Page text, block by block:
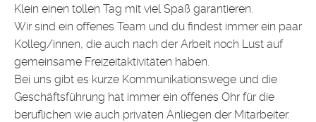
Klein einen tollen Tag mit viel Spaß garantieren.
Wir sind ein offenes Team und du findest immer ein paar
Kolleg/innen, die auch nach der Arbeit noch Lust auf
gemeinsame Freizeitaktivitäten haben.
Bei uns gibt es kurze Kommunikationswege und die
Geschäftsführung hat immer ein offenes Ohr für die
beruflichen wie auch privaten Anliegen der Mitarbeiter.